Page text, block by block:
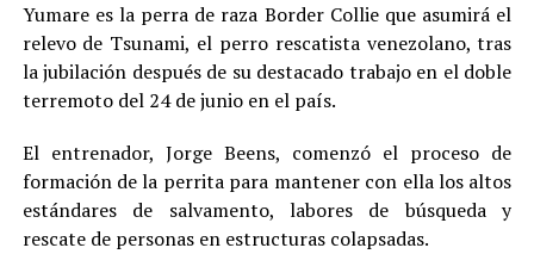
Yumare es la perra de raza Border Collie que asumirá el
relevo de Tsunami, el perro rescatista venezolano, tras
la jubilación después de su destacado trabajo en el doble
terremoto del 24 de junio en el país.
El entrenador, Jorge Beens, comenzó el proceso de
formación de la perrita para mantener con ella los altos
estándares de salvamento, labores de búsqueda y
rescate de personas en estructuras colapsadas.